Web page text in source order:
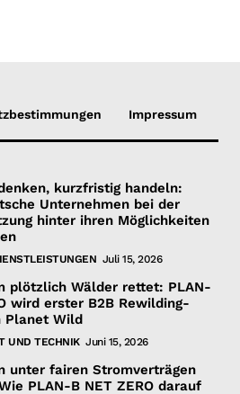
Impressum
kurzfristig handeln:
Unternehmen bei der
hinter ihren Möglichkeiten
Juli 15, 2026
plötzlich Wälder rettet: PLAN-
wird erster B2B Rewilding-
Planet Wild
UND TECHNIK Juni 15, 2026
unter fairen Stromverträgen
PLAN-B NET ZERO darauf